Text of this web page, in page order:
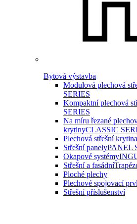
Bytová výstavba
Modulová plechová
SERIES
Kompaktní plechová
SERIES
Na míru řezané
krytinyCLASSIC
Plechová střešní krytina
Střešní panelyPANEL
Okapové systémy
Střešní a fasádní
Ploché plechy
Plechové spojovací
Střešní příslušenství